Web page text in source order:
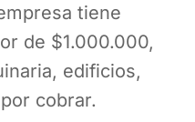
tiene
de $1.000.000,
edificios,
cobrar.